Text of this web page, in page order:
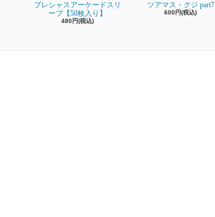
プレシャスアーケードスリ
ーブ【50枚入り】
480円(税込)
ツアマス・クジ part7
600円(税込)